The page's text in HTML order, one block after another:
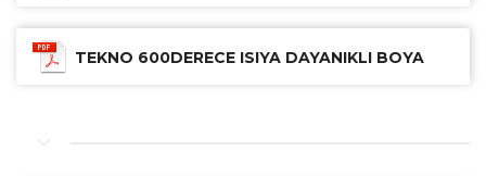
TEKNO 600DERECE ISIYA DAYANIKLI BOYA